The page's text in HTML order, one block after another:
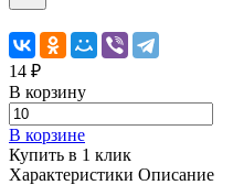
14 ₽
В корзину
В корзине
Купить в 1 клик
Характеристики Описание